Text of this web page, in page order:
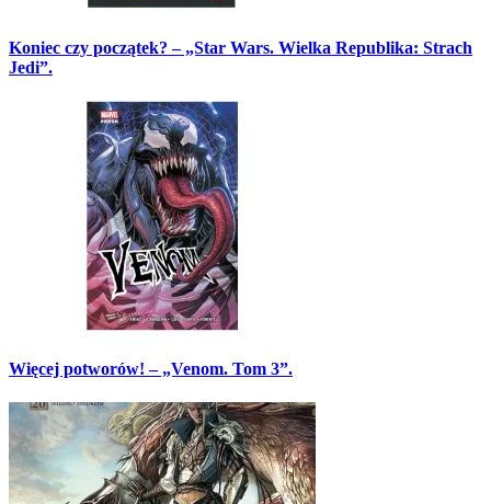
Koniec czy początek? – „Star Wars. Wielka Republika: Strach
Jedi”.
Więcej potworów! – „Venom. Tom 3”.